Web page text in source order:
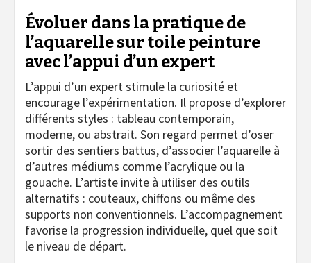
Évoluer dans la pratique de
l’aquarelle sur toile peinture
avec l’appui d’un expert
L’appui d’un expert stimule la curiosité et
encourage l’expérimentation. Il propose d’explorer
différents styles : tableau contemporain,
moderne, ou abstrait. Son regard permet d’oser
sortir des sentiers battus, d’associer l’aquarelle à
d’autres médiums comme l’acrylique ou la
gouache. L’artiste invite à utiliser des outils
alternatifs : couteaux, chiffons ou même des
supports non conventionnels. L’accompagnement
favorise la progression individuelle, quel que soit
le niveau de départ.